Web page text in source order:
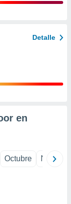
Detalle
en
Octubre